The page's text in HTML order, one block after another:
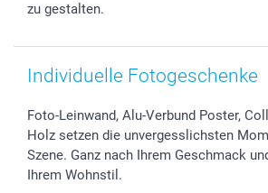
zu gestalten.
Individuelle Fotogeschenke
Foto-Leinwand, Alu-Verbund Poster,
Holz setzen die unvergesslichsten
Szene. Ganz nach Ihrem Geschmack
Ihrem Wohnstil.